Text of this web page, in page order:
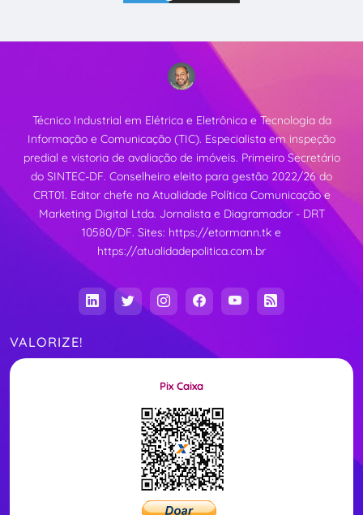
Técnico Industrial em Elétrica e Eletrônica e Tecnologia da
Informação e Comunicação (TIC). Especialista em inspeção
predial e vistoria de avaliação de imóveis. Primeiro Secretário
do SINTEC-DF. Conselheiro eleito para gestão 2022/26 do
CRT01. Editor chefe na Atualidade Política Comunicação e
Marketing Digital Ltda. Jornalista e Diagramador - DRT
10580/DF. Sites: https://etormann.tk e
https://atualidadepolitica.com.br
VALORIZE!
Pix Caixa